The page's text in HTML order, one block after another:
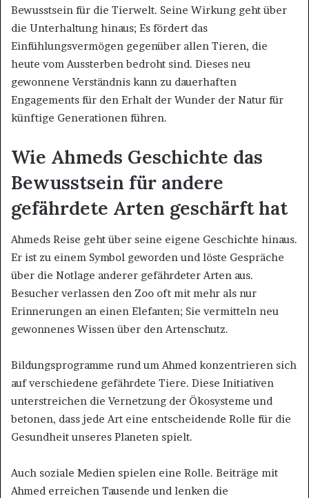
Bewusstsein für die Tierwelt. Seine Wirkung geht über
die Unterhaltung hinaus; Es fördert das
Einfühlungsvermögen gegenüber allen Tieren, die
heute vom Aussterben bedroht sind. Dieses neu
gewonnene Verständnis kann zu dauerhaften
Engagements für den Erhalt der Wunder der Natur für
künftige Generationen führen.
Wie Ahmeds Geschichte das
Bewusstsein für andere
gefährdete Arten geschärft hat
Ahmeds Reise geht über seine eigene Geschichte hinaus.
Er ist zu einem Symbol geworden und löste Gespräche
über die Notlage anderer gefährdeter Arten aus.
Besucher verlassen den Zoo oft mit mehr als nur
Erinnerungen an einen Elefanten; Sie vermitteln neu
gewonnenes Wissen über den Artenschutz.
Bildungsprogramme rund um Ahmed konzentrieren sich
auf verschiedene gefährdete Tiere. Diese Initiativen
unterstreichen die Vernetzung der Ökosysteme und
betonen, dass jede Art eine entscheidende Rolle für die
Gesundheit unseres Planeten spielt.
Auch soziale Medien spielen eine Rolle. Beiträge mit
Ahmed erreichen Tausende und lenken die